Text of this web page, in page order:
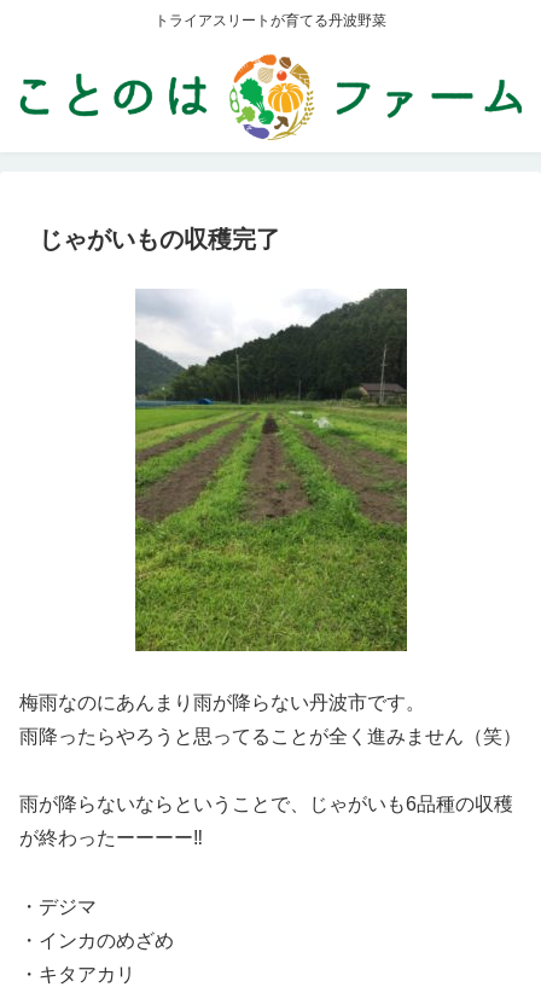
トライアスリートが育てる丹波野菜
じゃがいもの収穫完了
梅雨なのにあんまり雨が降らない丹波市です。
雨降ったらやろうと思ってることが全く進みません（笑）
雨が降らないならということで、じゃがいも6品種の収穫
が終わったーーーー‼️
・デジマ
・インカのめざめ
・キタアカリ